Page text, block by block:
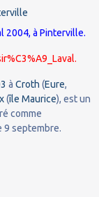
2004, à Pinterville.
à Croth (Eure,
(île Maurice), est un
comme
9 septembre.